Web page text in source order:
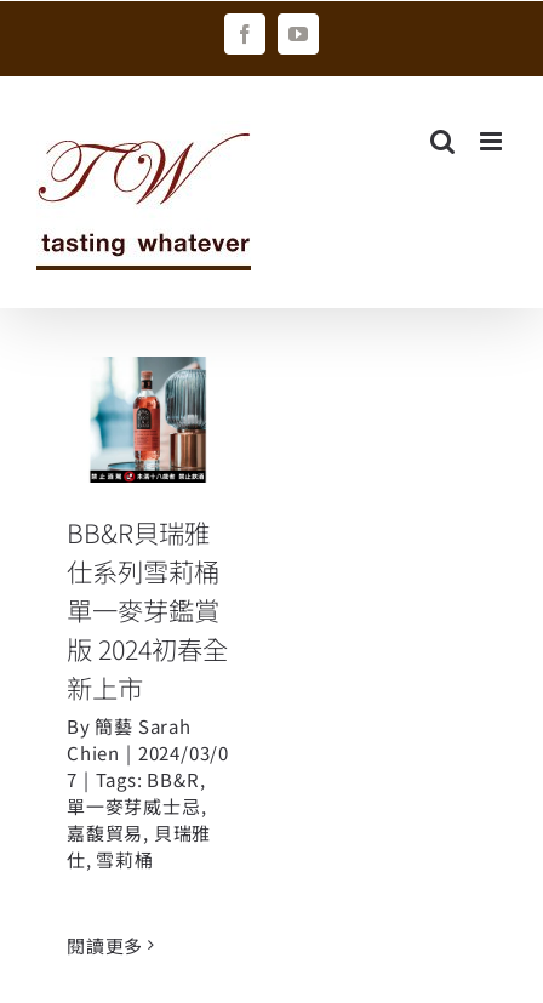
FacebookYouTube
BB&R貝瑞雅
仕系列雪莉桶
單一麥芽鑑賞
版 2024初春全
新上市
BB&R貝瑞雅
仕系列雪莉桶
單一麥芽鑑賞
版 2024初春全
新上市
By簡藝 Sarah
Chien | 2024/03/0
7 | Tags: BB&R,
單一麥芽威士忌,
嘉馥貿易, 貝瑞雅
仕, 雪莉桶
閱讀更多